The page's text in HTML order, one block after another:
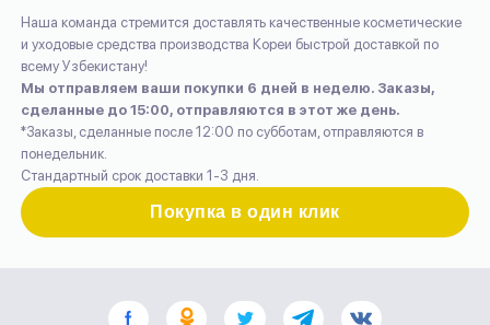
Наша команда стремится доставлять качественные косметические
и уходовые средства производства Кореи быстрой доставкой по
всему Узбекистану!
Мы отправляем ваши покупки 6 дней в неделю. Заказы,
сделанные до 15:00, отправляются в этот же день.
*Заказы, сделанные после 12:00 по субботам, отправляются в
понедельник.
Стандартный срок доставки 1-3 дня.
Покупка в один клик